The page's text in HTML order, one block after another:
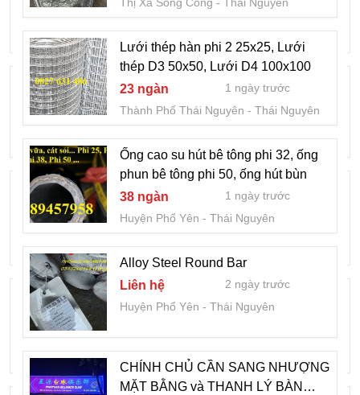
CHINESE POOL,VẠN XUÂN ,THÁI
NGHUYÊN
1 ngàn
4 ngày trước
Huyện Phổ Yên
Thái Nguyên
inox Hộp vuông/chữ nhật, đúc/hàn
Liên hệ
1 tuần trước
Thị Xã Sông Công
Thái Nguyên
Bán căn góc 2PN+1 chung cư Diamond
Hill Thái Nguyên
4,7 tỷ
1 tuần trước
Thành Phố Thái Nguyên
Thái Nguyên
Bộ điều khiển pH hãng EMEC Italy
Model JA PH PRO
Liên hệ
2 tuần trước
Thành Phố Thái Nguyên
Thị Xã Sông Công
Thái Nguyên
Lưới thép hàn phi 2 25x25, Lưới
thép D3 50x50, Lưới D4 100x100
23 ngàn
1 ngày trước
Thành Phố Thái Nguyên
Thái Nguyên
Ống cao su hút bê tông phi 32, ống
phun bê tông phi 50, ống hút bùn
38 ngàn
1 ngày trước
Huyện Phổ Yên
Thái Nguyên
Alloy Steel Round Bar
Liên hệ
2 ngày trước
Huyện Phổ Yên
Thái Nguyên
CHÍNH CHỦ CẦN SANG NHƯỢNG
MẶT BẰNG và THANH LÝ BÀN